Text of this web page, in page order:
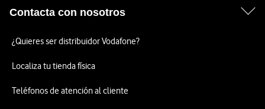
Contacta con nosotros
¿Quieres ser distribuidor Vodafone?
Localiza tu tienda física
Teléfonos de atención al cliente